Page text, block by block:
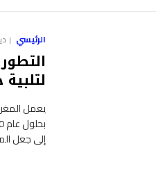
الرئيسي
يعمل
إلى جعل